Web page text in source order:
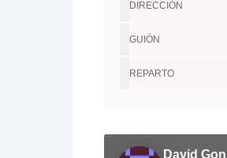
DIRECCIÓN
GUIÓN
REPARTO
David